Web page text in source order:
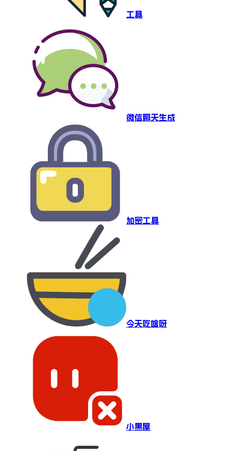
工具
微信聊天生成
加密工具
今天吃啥呀
小黑屋